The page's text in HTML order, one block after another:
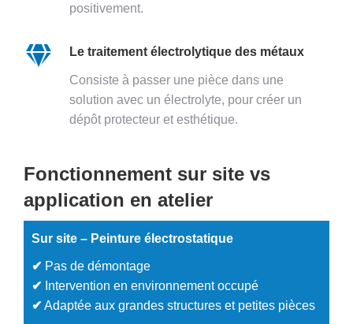
positivement.
Le traitement électrolytique des métaux
Consiste à passer une pièce dans une
solution avec un électrolyte, pour créer un
dépôt protecteur et esthétique.
Fonctionnement sur site vs
application en atelier
Sur site – Peinture électrostatique
✔ Pas de démontage
✔ Intervention en environnement occupé
✔ Adaptée aux grandes structures et petites pièces